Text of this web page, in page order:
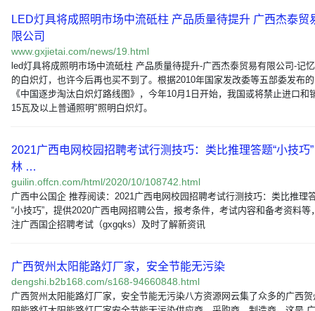
LED灯具将成照明市场中流砥柱 产品质量待提升 广西杰泰贸
限公司
www.gxjietai.com/news/19.html
led灯具将成照明市场中流砥柱 产品质量待提升-广西杰泰贸易有限公司-记
的白炽灯，也许今后再也买不到了。根据2010年国家发改委等五部委发布的
《中国逐步淘汰白炽灯路线图》，今年10月1日开始，我国或将禁止进口和
15瓦及以上普通照明"照明白炽灯。
2021广西电网校园招聘考试行测技巧：类比推理答题“小技巧
林 …
guilin.offcn.com/html/2020/10/108742.html
广西中公国企 推荐阅读：2021广西电网校园招聘考试行测技巧：类比推理
“小技巧”，提供2020广西电网招聘公告，报考条件，考试内容和备考资料等
注广西国企招聘考试（gxgqks）及时了解新资讯
广西贺州太阳能路灯厂家，安全节能无污染
dengshi.b2b168.com/s168-94660848.html
广西贺州太阳能路灯厂家，安全节能无污染八方资源网云集了众多的广西贺